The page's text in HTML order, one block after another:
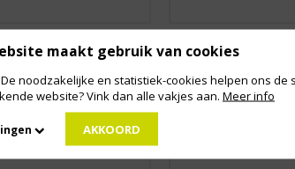
maakt gebruik van cookies
noodzakelijke en statistiek-cookies helpen ons de
website? Vink dan alle vakjes aan. Meer info
AKKOORD